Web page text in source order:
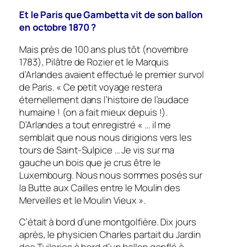
Et le Paris que Gambetta vit de son ballon
en octobre 1870 ?
Mais près de 100 ans plus tôt (novembre
1783), Pilâtre de Rozier et le Marquis
d’Arlandes avaient effectué le premier survol
de Paris. « Ce petit voyage restera
éternellement dans l’histoire de l’audace
humaine ! (on a fait mieux depuis !).
D’Arlandes a tout enregistré « … il me
semblait que nous nous dirigions vers les
tours de Saint-Sulpice … Je vis sur ma
gauche un bois que je crus être le
Luxembourg. Nous nous sommes posés sur
la Butte aux Cailles entre le Moulin des
Merveilles et le Moulin Vieux ».
C’était à bord d’une montgolfière. Dix jours
après, le physicien Charles partait du Jardin